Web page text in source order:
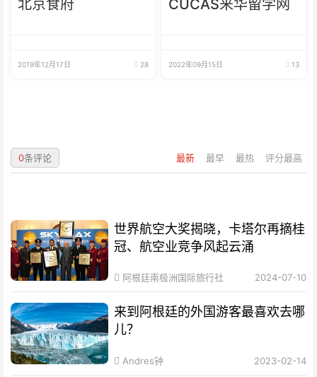
北京食府
2019年12月17日 28
CUCAS来华留学网
2022年09月15日 13
最新 最早 最热 评分最高
0条评论
世界航空大奖揭晓，卡塔尔再摘桂
冠、航空业竞争风起云涌
阿根廷南极洲国际旅行社 2024-07-10
来到阿根廷的外国游客最喜欢去哪
儿？
Andres钟 2023-02-14